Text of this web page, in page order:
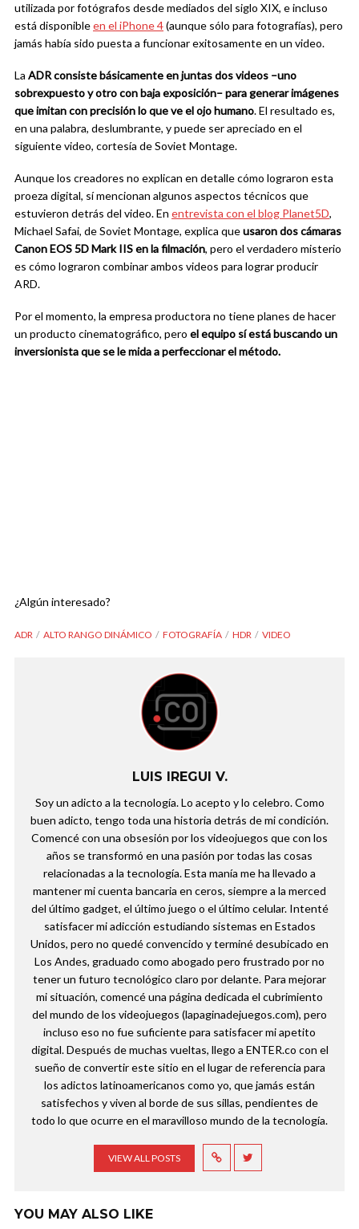
utilizada por fotógrafos desde mediados del siglo XIX, e incluso
está disponibleen el iPhone 4(aunque sólo para fotografías), pero
jamás había sido puesta a funcionar exitosamente en un video.
La ADR consiste básicamente en juntas dos videos –uno
sobrexpuesto y otro con baja exposición– para generar imágenes
que imitan con precisión lo que ve el ojo humano. El resultado es,
en una palabra, deslumbrante, y puede ser apreciado en el
siguiente video, cortesía de Soviet Montage.
Aunque los creadores no explican en detalle cómo lograron esta
proeza digital, sí mencionan algunos aspectos técnicos que
estuvieron detrás del video. En entrevista con el blog Planet5D,
Michael Safai, de Soviet Montage, explica queusaron dos cámaras
Canon EOS 5D Mark IIS en la filmación, pero el verdadero misterio
es cómo lograron combinar ambos videos para lograr producir
ARD.
Por el momento, la empresa productora no tiene planes de hacer
un producto cinematográfico, pero el equipo sí está buscando un
inversionista que se le mida a perfeccionar el método.
¿Algún interesado?
ADR ALTO RANGO DINÁMICO FOTOGRAFÍA HDR VIDEO
LUIS IREGUI V.
Soy un adicto a la tecnología. Lo acepto y lo celebro. Como
buen adicto, tengo toda una historia detrás de mi condición.
Comencé con una obsesión por los videojuegos que con los
años se transformó en una pasión por todas las cosas
relacionadas a la tecnología. Esta manía me ha llevado a
mantener mi cuenta bancaria en ceros, siempre a la merced
del último gadget, el último juego o el último celular. Intenté
satisfacer mi adicción estudiando sistemas en Estados
Unidos, pero no quedé convencido y terminé desubicado en
Los Andes, graduado como abogado pero frustrado por no
tener un futuro tecnológico claro por delante. Para mejorar
mi situación, comencé una página dedicada el cubrimiento
del mundo de los videojuegos (lapaginadejuegos.com), pero
incluso eso no fue suficiente para satisfacer mi apetito
digital. Después de muchas vueltas, llego a ENTER.co con el
sueño de convertir este sitio en el lugar de referencia para
los adictos latinoamericanos como yo, que jamás están
satisfechos y viven al borde de sus sillas, pendientes de
todo lo que ocurre en el maravilloso mundo de la tecnología.
VIEW ALL POSTS
YOU MAY ALSO LIKE